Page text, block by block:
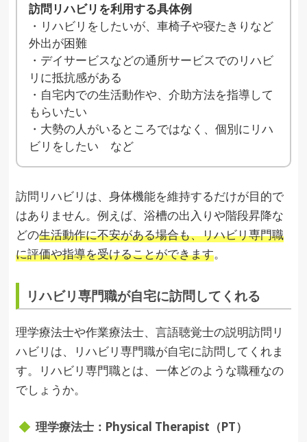
訪問リハビリを利用する具体例
・リハビリをしたいが、車椅子や寝たきりなど
外出が困難
・デイサービスなどの通所サービスでのリハビ
リに抵抗感がある
・自宅内での生活動作や、介助方法を指導して
もらいたい
・大勢の人がいるところではなく、個別にリハ
ビリをしたい など
訪問リハビリは、身体機能を維持するだけが目的で
はありません。例えば、浴槽の出入りや階段昇降な
どの生活動作に不安がある場合も、リハビリ専門職
に評価や指導を受けることができます。
リハビリ専門職が自宅に訪問してくれる
理学療法士や作業療法士、言語聴覚士の説明訪問リ
ハビリは、リハビリ専門職が自宅に訪問してくれま
す。リハビリ専門職とは、一体どのような職種なの
でしょうか。
理学療法士：Physical Therapist（PT）